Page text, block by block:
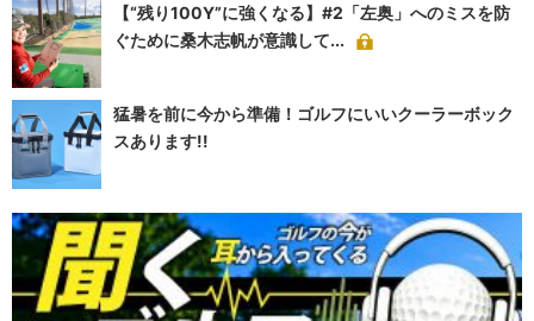
【“残り100Y”に強くなる】#2「左奥」へのミスを防
ぐために桑木志帆が意識して...
猛暑を前に今から準備！ゴルフにいいクーラーボック
スあります!!